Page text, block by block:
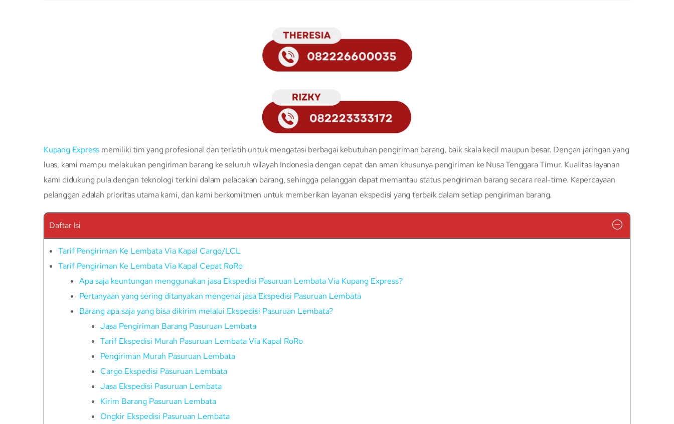
Kupang Express memiliki tim yang profesional dan terlatih untuk mengatasi berbagai kebutuhan pengiriman barang, baik skala kecil maupun besar. Dengan jaringan yang
luas, kami mampu melakukan pengiriman barang ke seluruh wilayah Indonesia dengan cepat dan aman khusunya pengiriman ke Nusa Tenggara Timur. Kualitas layanan
kami didukung pula dengan teknologi terkini dalam pelacakan barang, sehingga pelanggan dapat memantau status pengiriman barang secara real-time. Kepercayaan
pelanggan adalah prioritas utama kami, dan kami berkomitmen untuk memberikan layanan ekspedisi yang terbaik dalam setiap pengiriman barang.
Daftar Isi
Tarif Pengiriman Ke Lembata Via Kapal Cargo/LCL
Tarif Pengiriman Ke Lembata Via Kapal Cepat RoRo
Apa saja keuntungan menggunakan jasa Ekspedisi Pasuruan Lembata Via Kupang Express?
Pertanyaan yang sering ditanyakan mengenai jasa Ekspedisi Pasuruan Lembata
Barang apa saja yang bisa dikirim melalui Ekspedisi Pasuruan Lembata?
Jasa Pengiriman Barang Pasuruan Lembata
Tarif Ekspedisi Murah Pasuruan Lembata Via Kapal RoRo
Pengiriman Murah Pasuruan Lembata
Cargo Ekspedisi Pasuruan Lembata
Jasa Ekspedisi Pasuruan Lembata
Kirim Barang Pasuruan Lembata
Ongkir Ekspedisi Pasuruan Lembata